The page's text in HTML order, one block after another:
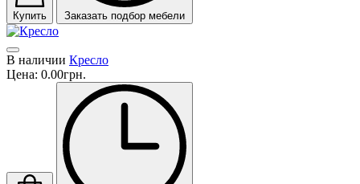
Купить Заказать подбор мебели
В наличии Кресло
Цена: 0.00грн.